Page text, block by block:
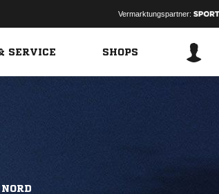
Vermarktungspartner:
SERVICE SHOPS